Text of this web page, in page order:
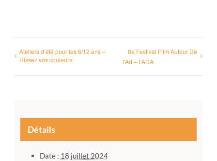
Ateliers d’été pour les 6/12 ans –
Hissez vos couleurs
8e Festival Film Autour De
l’Art – FADA
Détails
Date : 18 juillet 2024